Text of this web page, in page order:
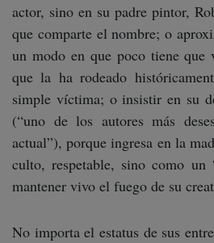
actor, sino en su padre pintor,
que comparte el nombre; o
un modo en que poco tiene
que la ha rodeado
simple víctima; o insistir en su
(“uno de los autores más
actual”), porque ingresa en la
culto, respetable, sino como un
mantener vivo el fuego de su
No importa el estatus de sus